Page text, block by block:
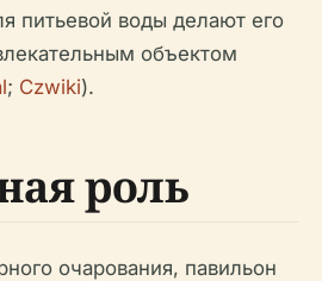
питьевой воды делают его
объектом
; Czwiki).
роль
очарования, павильон